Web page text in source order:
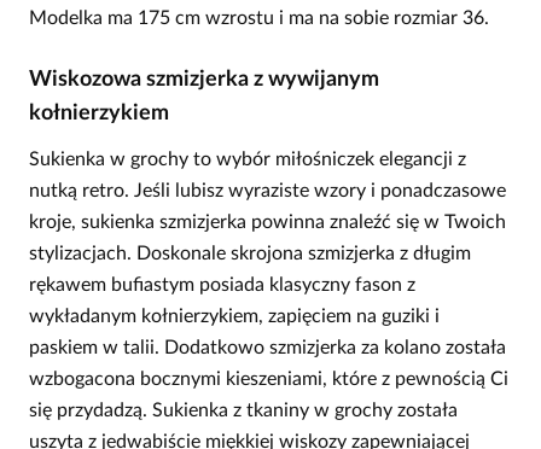
Modelka ma 175 cm wzrostu i ma na sobie rozmiar 36.
Wiskozowa szmizjerka z wywijanym
kołnierzykiem
Sukienka w grochy to wybór miłośniczek elegancji z
nutką retro. Jeśli lubisz wyraziste wzory i ponadczasowe
kroje, sukienka szmizjerka powinna znaleźć się w Twoich
stylizacjach. Doskonale skrojona szmizjerka z długim
rękawem bufiastym posiada klasyczny fason z
wykładanym kołnierzykiem, zapięciem na guziki i
paskiem w talii. Dodatkowo szmizjerka za kolano została
wzbogacona bocznymi kieszeniami, które z pewnością Ci
się przydadzą. Sukienka z tkaniny w grochy została
uszyta z jedwabiście miękkiej wiskozy zapewniającej